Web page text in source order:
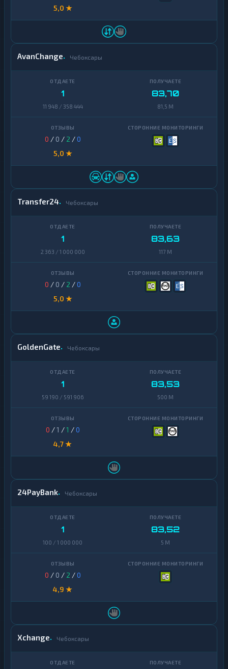
5,0 ★
AvanChange Чебоксары
1
11 948 / 358 444
83,70
81,5 M
0 / 0 / 2 /0
5,0 ★
Transfer24 Чебоксары
1
2 363 / 1 000 000
83,63
117 M
0 / 0 / 2 /0
5,0 ★
GoldenGate Чебоксары
1
59 190 / 591 906
83,53
500 M
0 /1 /1 /0
4,7 ★
24PayBank Чебоксары
1
100 / 1 000 000
83,52
5 M
0 / 0 / 2 /0
4,9 ★
Xchange Чебоксары